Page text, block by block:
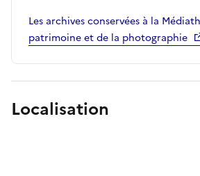
Les archives conservées à la
patrimoine et de la photographie
Localisation